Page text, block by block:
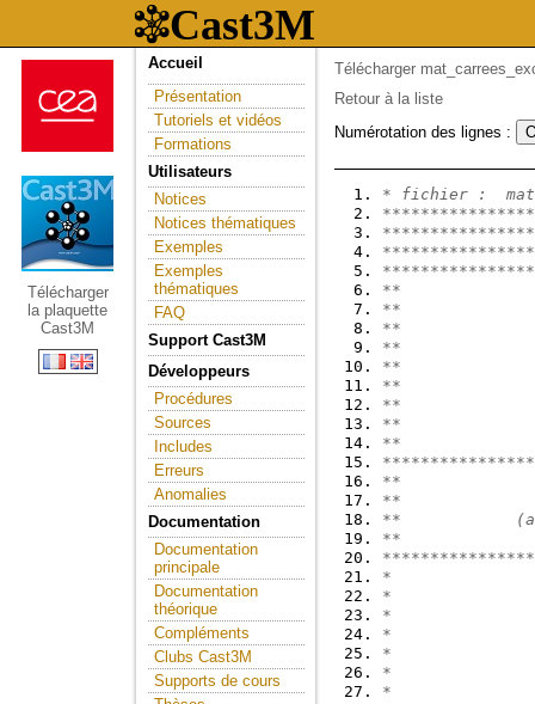
Télécharger
la plaquette
Cast3M
Accueil
Présentation
Tutoriels et vidéos
Formations
Utilisateurs
Notices
Notices thématiques
Exemples
Exemples
thématiques
FAQ
Support Cast3M
Développeurs
Procédures
Sources
Includes
Erreurs
Anomalies
Documentation
Documentation
principale
Documentation
théorique
Compléments
Clubs Cast3M
Supports de cours
Télécharger
Retour à la liste
Numérotation des lignes :
* fichier :
**
**
**
**
**
**
**
**
**
**
**
**
**
*
*
*
*
*
*
*